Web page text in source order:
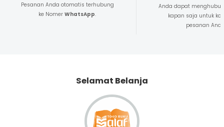
Pesanan Anda otomatis terhubung
ke NomerWhatsApp.
Anda dapat
kapan saja untuk
pesanan
Selamat Belanja